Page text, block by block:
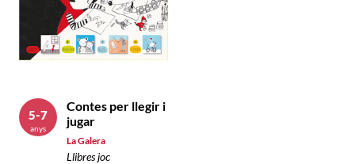
Contes per llegir i
jugar
La Galera
Llibres joc
5-7
anys